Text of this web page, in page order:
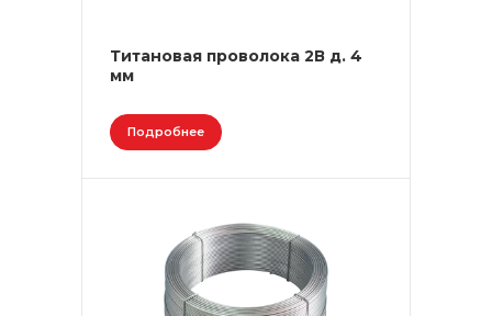
Титановая проволока 2В д. 4
мм
Подробнее